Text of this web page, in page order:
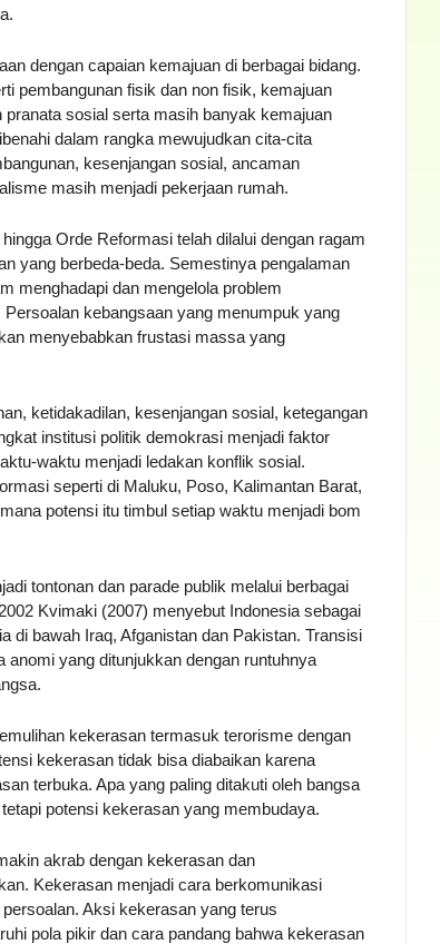
dengan capaian kemajuan di berbagai bidang.
pembangunan fisik dan non fisik, kemajuan
sosial serta masih banyak kemajuan
dalam rangka mewujudkan cita-cita
kesenjangan sosial, ancaman
masih menjadi pekerjaan rumah.
Orde Reformasi telah dilalui dengan ragam
yang berbeda-beda. Semestinya pengalaman
menghadapi dan mengelola problem
kebangsaan yang menumpuk yang
menyebabkan frustasi massa yang
ketidakadilan, kesenjangan sosial, ketegangan
institusi politik demokrasi menjadi faktor
waktu menjadi ledakan konflik sosial.
seperti di Maluku, Poso, Kalimantan Barat,
potensi itu timbul setiap waktu menjadi bom
tontonan dan parade publik melalui berbagai
Kvimaki (2007) menyebut Indonesia sebagai
di bawah Iraq, Afganistan dan Pakistan. Transisi
anomi yang ditunjukkan dengan runtuhnya
kekerasan termasuk terorisme dengan
kekerasan tidak bisa diabaikan karena
terbuka. Apa yang paling ditakuti oleh bangsa
potensi kekerasan yang membudaya.
akrab dengan kekerasan dan
Kekerasan menjadi cara berkomunikasi
Aksi kekerasan yang terus
pola pikir dan cara pandang bahwa kekerasan